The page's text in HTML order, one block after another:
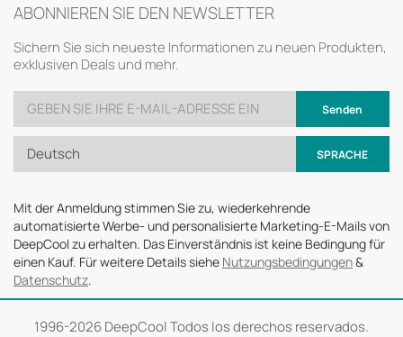
ABONNIEREN SIE DEN NEWSLETTER
Sichern Sie sich neueste Informationen zu neuen Produkten,
exklusiven Deals und mehr.
Senden
Deutsch SPRACHE
Mit der Anmeldung stimmen Sie zu, wiederkehrende
automatisierte Werbe- und personalisierte Marketing-E-Mails von
DeepCool zu erhalten. Das Einverständnis ist keine Bedingung für
einen Kauf. Für weitere Details siehe Nutzungsbedingungen&
Datenschutz.
1996-2026 DeepCool Todos los derechos reservados.